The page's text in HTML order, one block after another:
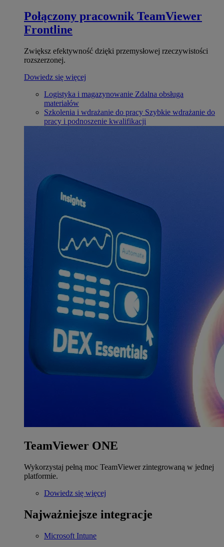
Połączony pracownik TeamViewer
Frontline
Zwiększ efektywność dzięki przemysłowej rzeczywistości
rozszerzonej.
Dowiedz się więcej
Logistyka i magazynowanie Zdalna obsługa
materiałów
Szkolenia i wdrażanie do pracy Szybkie wdrażanie do
pracy i podnoszenie kwalifikacji
TeamViewer ONE
Wykorzystaj pełną moc TeamViewer zintegrowaną w jednej
platformie.
Dowiedz się więcej
Najważniejsze integracje
Microsoft Intune